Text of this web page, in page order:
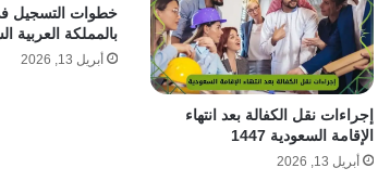
إجراءات نقل الكفالة بعد انتهاء
الإقامة السعودية 1447
أبريل 13, 2026
خطوات التسجيل
بالمملكة العربية
أبريل 13, 2026